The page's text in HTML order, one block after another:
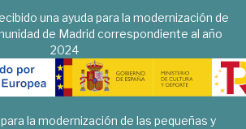
una ayuda para la modernización de
de Madrid correspondiente al año
2024
la modernización de las pequeñas y